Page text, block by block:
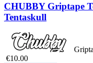
CHUBBY Griptape
Tentaskull
€10.00